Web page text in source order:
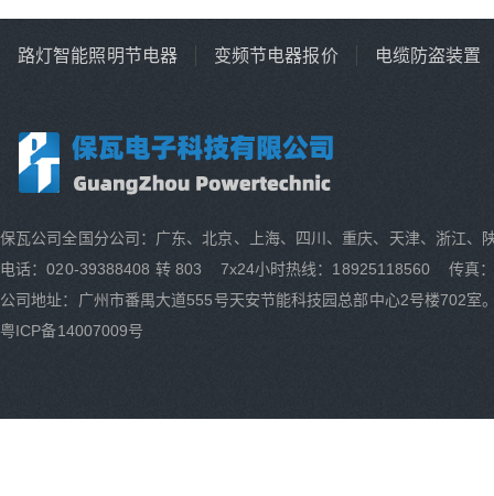
路灯智能照明节电器 变频节电器报价 电缆防盗装置
保瓦公司全国分公司：广东、北京、上海、四川、重庆、天津、浙江
电话：020-39388408 转 803 7x24小时热线：18925118560 传真
公司地址：广州市番禺大道555号天安节能科技园总部中心2号楼702室
粤ICP备14007009号